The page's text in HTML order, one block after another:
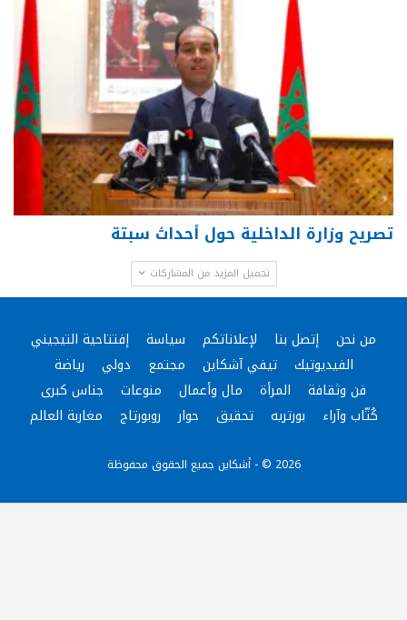
تصريح وزارة الداخلية حول أحداث سبتة
تحميل المزيد من المشاركات
من نحن إتصل بنا لإعلاناتكم سياسة
إفتتاحية التيجيني
الفيديوتيك
تيفي آشكاين مجتمع دولي
رياضة
فن وثقافة
المرأة مال وأعمال منوعات
جناس كبرى
كُتّاب وآراء
بورتريه تحقيق حوار روبورتاج مغاربة العالم
2026 © - أشكاين جميع الحقوق محفوظة